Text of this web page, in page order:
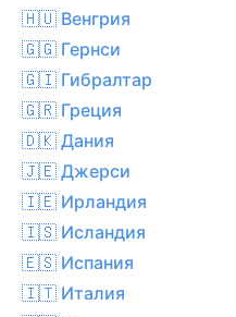
🇭🇺 Венгрия
🇬🇬 Гернси
🇬🇮 Гибралтар
🇬🇷 Греция
🇩🇰 Дания
🇯🇪 Джерси
🇮🇪 Ирландия
🇮🇸 Исландия
🇪🇸 Испания
🇮🇹 Италия